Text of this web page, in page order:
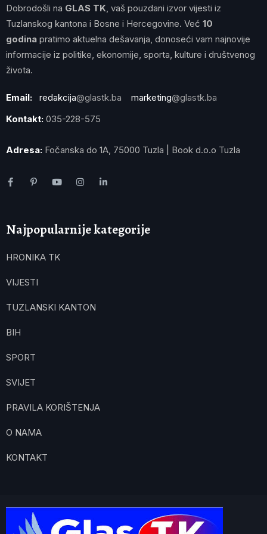
Dobrodošli na GLAS TK , vaš pouzdani izvor vijesti iz
Tuzlanskog kantona i Bosne i Hercegovine. Već 10
godina pratimo aktuelna dešavanja, donoseći vam najnovije
informacije iz politike, ekonomije, sporta, kulture i društvenog
života.
Email: redakcija@glastk.ba marketing@glastk.ba
Kontakt: 035-228-575
Adresa: Fočanska do 1A, 75000 Tuzla | Book d.o.o Tuzla
Najpopularnije kategorije
HRONIKA TK
VIJESTI
TUZLANSKI KANTON
BIH
SPORT
SVIJET
PRAVILA KORIŠTENJA
O NAMA
KONTAKT